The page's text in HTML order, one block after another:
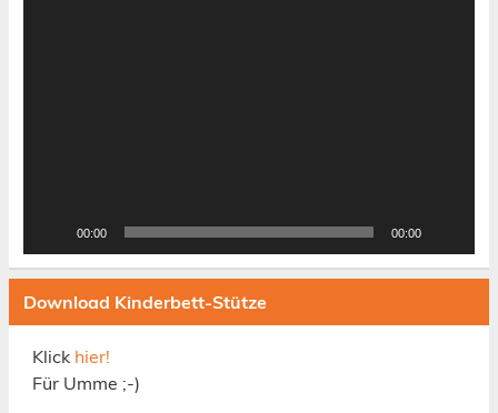
00:00 00:00
Download Kinderbett-Stütze
Klick hier!
Für Umme ;-)